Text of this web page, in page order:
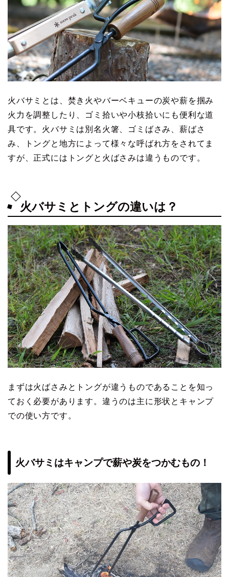
火バサミとは、焚き火やバーベキューの炭や薪を掴み
火力を調整したり、ゴミ拾いや小枝拾いにも便利な道
具です。火バサミは別名火箸、ゴミばさみ、薪ばさ
み、トングと地方によって様々な呼ばれ方をされてま
すが、正式にはトングと火ばさみは違うものです。
火バサミとトングの違いは？
まずは火ばさみとトングが違うものであることを知っ
ておく必要があります。違うのは主に形状とキャンプ
での使い方です。
火バサミはキャンプで薪や炭をつかむもの！